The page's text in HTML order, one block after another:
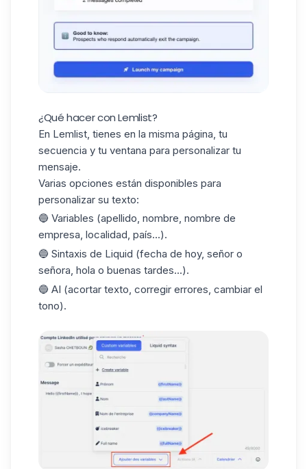
¿Qué hacer con Lemlist?
En Lemlist, tienes en la misma página, tu
secuencia y tu ventana para personalizar tu
mensaje.
Varias opciones están disponibles para
personalizar su texto:
🔵 Variables (apellido, nombre, nombre de
empresa, localidad, país...).
🔵 Sintaxis de Liquid (fecha de hoy, señor o
señora, hola o buenas tardes...).
🔵 AI (acortar texto, corregir errores, cambiar el
tono).